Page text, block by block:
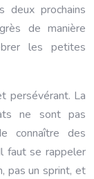
prochains
de manière
les petites
persévérant. La
ne sont pas
connaître des
faut se rappeler
pas un sprint, et